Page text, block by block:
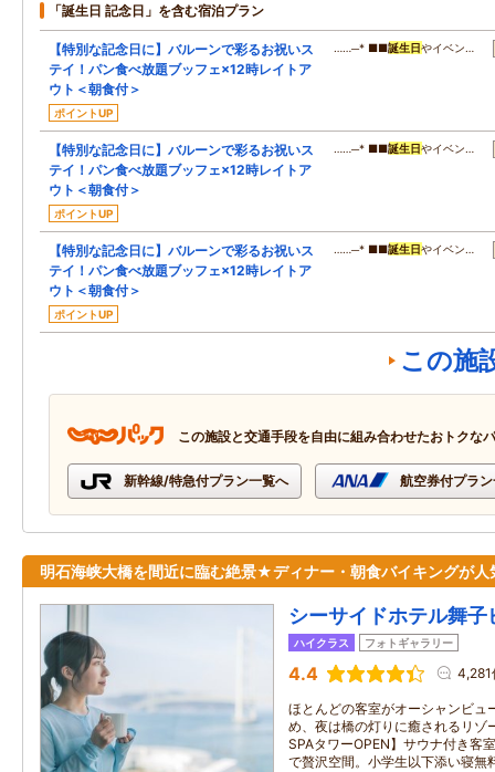
「誕生日 記念日」を含む宿泊プラン
【特別な記念日に】バルーンで彩るお祝いス
テイ！パン食べ放題ブッフェ×12時レイトア
ウト＜朝食付＞
ポイントUP
……─* ■■誕生日やイベン…
【特別な記念日に】バルーンで彩るお祝いス
テイ！パン食べ放題ブッフェ×12時レイトア
ウト＜朝食付＞
ポイントUP
……─* ■■誕生日やイベン…
【特別な記念日に】バルーンで彩るお祝いス
テイ！パン食べ放題ブッフェ×12時レイトア
ウト＜朝食付＞
ポイントUP
……─* ■■誕生日やイベン…
この施
この施設と交通手段を自由に組み合わせたおトクな
新幹線/特急付プラン一覧へ 航空券付プラ
明石海峡大橋を間近に臨む絶景★ディナー・朝食バイキングが人
シーサイドホテル舞子
ハイクラス フォトギャラリー
4.4 4,281
ほとんどの客室がオーシャンビュ
め、夜は橋の灯りに癒されるリゾ
SPAタワーOPEN】サウナ付き客
で贅沢空間。小学生以下添い寝無